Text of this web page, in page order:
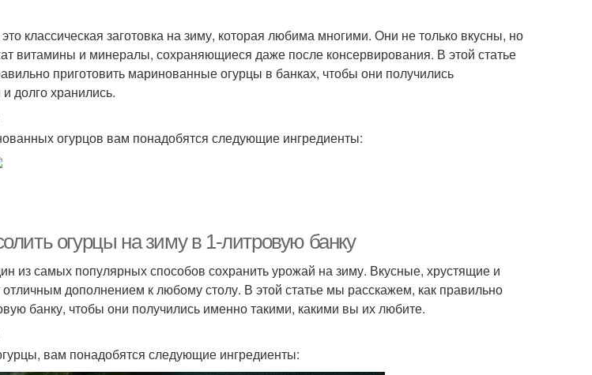
классическая заготовка на зиму, которая любима многими. Они не только вкусны, но
витамины и минералы, сохраняющиеся даже после консервирования. В этой статье
приготовить маринованные огурцы в банках, чтобы они получились
долго хранились.
огурцов вам понадобятся следующие ингредиенты:
огурцы на зиму в 1-литровую банку
из самых популярных способов сохранить урожай на зиму. Вкусные, хрустящие и
дополнением к любому столу. В этой статье мы расскажем, как правильно
банку, чтобы они получились именно такими, какими вы их любите.
вам понадобятся следующие ингредиенты: